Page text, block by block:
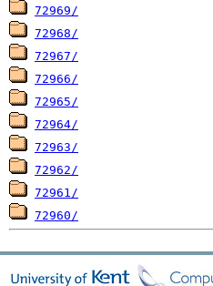
72969/
72968/
72967/
72966/
72965/
72964/
72963/
72962/
72961/
72960/